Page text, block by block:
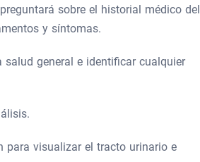
sobre el historial médico del
y síntomas.
general e identificar cualquier
para visualizar el tracto urinario e